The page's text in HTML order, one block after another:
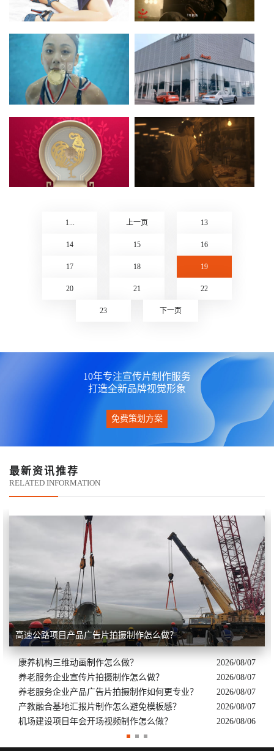
汤普·格罗 TOP Gloria - 寻找篇
点击查看》
红星二锅头 - 张涵予携手红星二
锅头广告大片
点击查看》
Midea 美的 - 品牌篇
点击查看》
Audi 奥迪 - 情感篇
点击查看》
Year from Clarins1... 上一页 13
14 15 16
17 18 19
20 21 22
23 下一页
10年专注宣传片制作服务
打造全新品牌视觉形象
免费策划方案
最新资讯推荐
RELATED INFORMATION
高速公路项目产品广告片拍摄制作怎么做？
2026/08/07
康养机构三维动画制作怎么做？
2026/08/07
养老服务企业宣传片拍摄制作怎么做？
2026/08/07
养老服务企业产品广告片拍摄制作如何更专业？
2026/08/07
产教融合基地汇报片制作怎么避免模板感？
2026/08/06
机场建设项目年会开场视频制作怎么做？